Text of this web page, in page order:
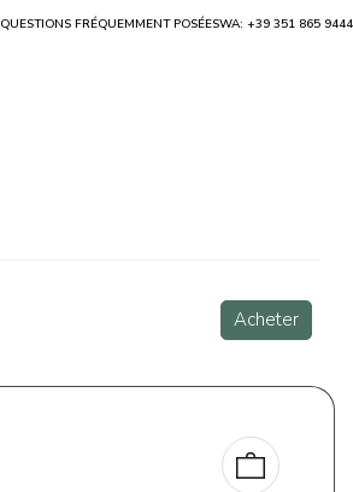
Acheter
QUESTIONS FRÉQUEMMENT POSÉESWA: +39 351 865 9444